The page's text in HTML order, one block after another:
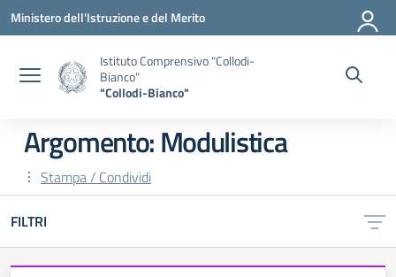
Vai ai contenuti
Vai al menu di navigazione
Vai al footer
Ministero dell'Istruzione e del Merito
Istituto Comprensivo "Collodi-
Bianco"
"Collodi-Bianco"
Argomento: Modulistica
Stampa / Condividi
FILTRI